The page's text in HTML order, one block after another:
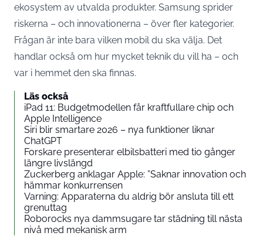
ekosystem av utvalda produkter. Samsung sprider
riskerna – och innovationerna – över fler kategorier.
Frågan är inte bara vilken mobil du ska välja. Det
handlar också om hur mycket teknik du vill ha – och
var i hemmet den ska finnas.
Läs också
iPad 11: Budgetmodellen får kraftfullare chip och
Apple Intelligence
Siri blir smartare 2026 – nya funktioner liknar
ChatGPT
Forskare presenterar elbilsbatteri med tio gånger
längre livslängd
Zuckerberg anklagar Apple: ”Saknar innovation och
hämmar konkurrensen
Varning: Apparaterna du aldrig bör ansluta till ett
grenuttag
Roborocks nya dammsugare tar städning till nästa
nivå med mekanisk arm